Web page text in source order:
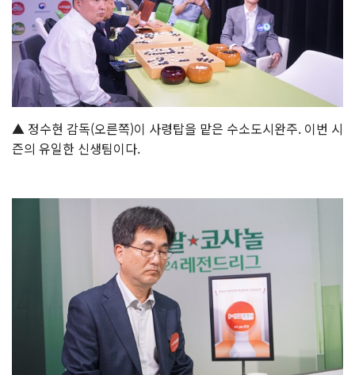
▲ 정수현 감독(오른쪽)이 사령탑을 맡은 수소도시완주. 이번 시
즌의 유일한 신생팀이다.